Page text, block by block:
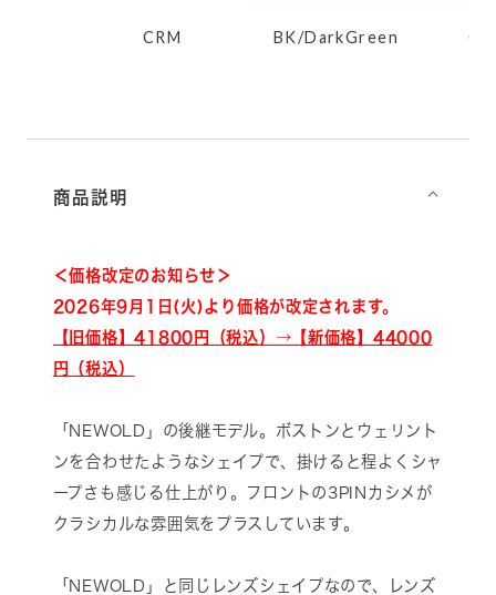
CRM BK/DarkGreen
商品説明 ⌵
＜価格改定のお知らせ＞
2026年9月1日(火)より価格が改定されます。
【旧価格】41800円（税込）→【新価格】44000
円（税込）
「NEWOLD」の後継モデル。ボストンとウェリント
ンを合わせたようなシェイプで、掛けると程よくシャ
ープさも感じる仕上がり。フロントの3PINカシメが
クラシカルな雰囲気をプラスしています。
「NEWOLD」と同じレンズシェイプなので、レンズ